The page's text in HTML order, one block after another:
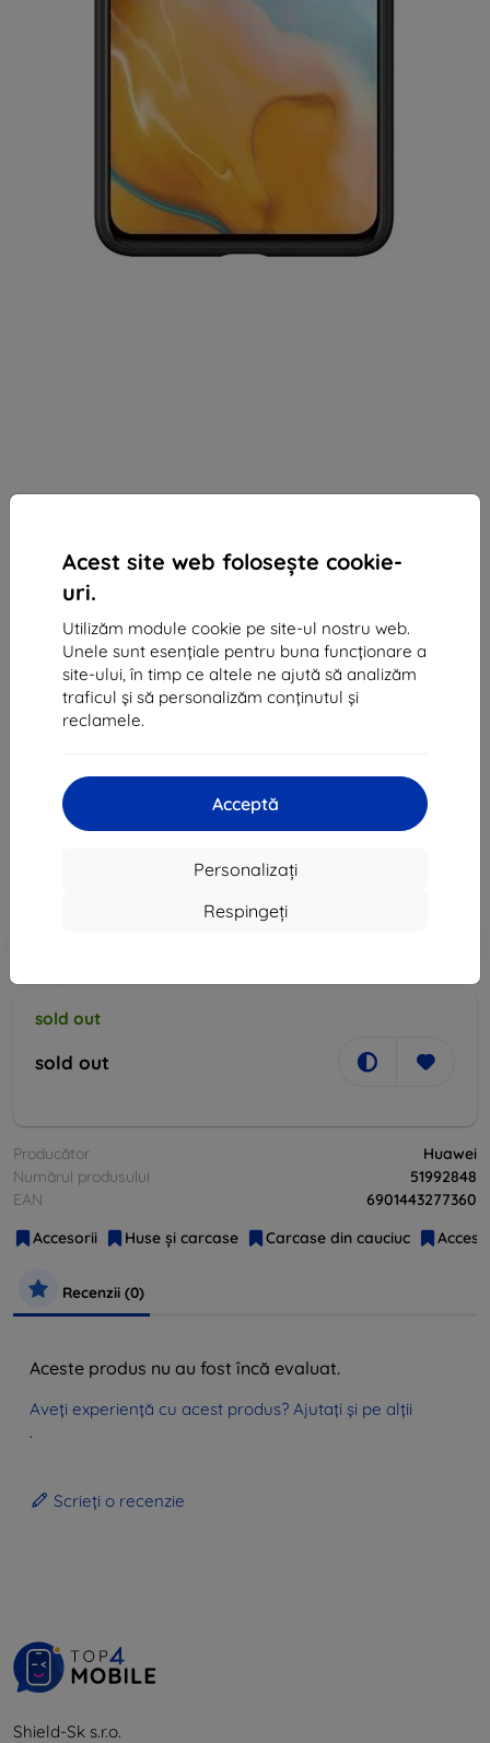
Acest site web folosește cookie-
uri.
Utilizăm module cookie pe site-ul nostru web.
Unele sunt esențiale pentru buna funcționare a
site-ului, în timp ce altele ne ajută să analizăm
traficul și să personalizăm conținutul și
reclamele.
Acceptă
Personalizați
Respingeți
Huse Huawei Silicone Case P30 red 51992848
Potrivit pentru: Huawei P30
118 lei
sold out
sold out
Producător
Huawei
Numărul produsului
51992848
EAN
6901443277360
Accesorii
Huse și carcase Carcase din cauciuc
Recenzii (0)
Aceste produs nu au fost încă evaluat.
Aveți experiență cu acest produs? Ajutați și pe alții
.
Scrieți o recenzie
Shield-Sk s.r.o.